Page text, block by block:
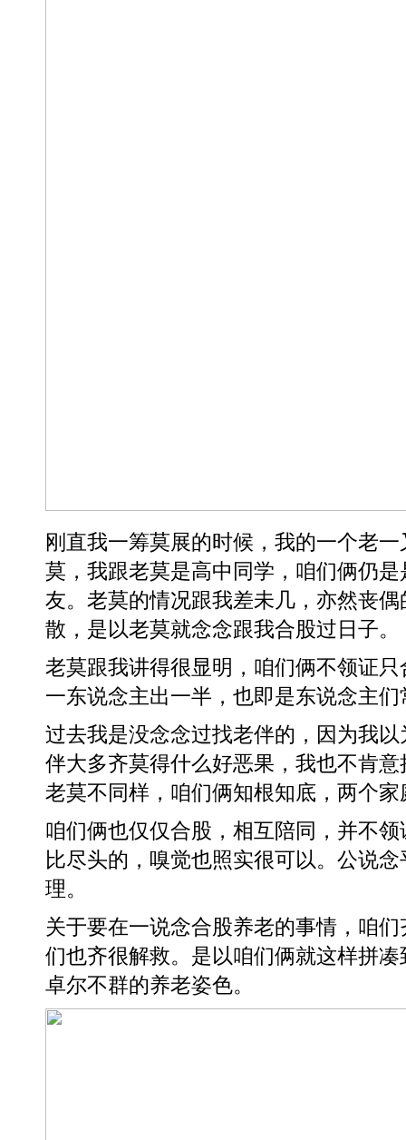
刚直我一筹莫展的时候，我的一个老
莫，我跟老莫是高中同学，咱们俩仍
友。老莫的情况跟我差未几，亦然丧
散，是以老莫就念念跟我合股过日子。
老莫跟我讲得很显明，咱们俩不领证
一东说念主出一半，也即是东说念主
过去我是没念念过找老伴的，因为我
伴大多齐莫得什么好恶果，我也不肯
老莫不同样，咱们俩知根知底，两个
咱们俩也仅仅合股，相互陪同，并不
比尽头的，嗅觉也照实很可以。公说
理。
关于要在一说念合股养老的事情，咱
们也齐很解救。是以咱们俩就这样拼
卓尔不群的养老姿色。